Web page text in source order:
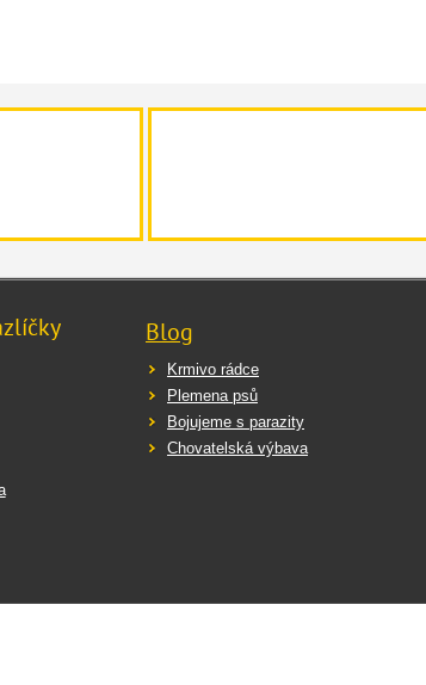
Blog
Krmivo rádce
Plemena psů
Bojujeme s parazity
Chovatelská výbava